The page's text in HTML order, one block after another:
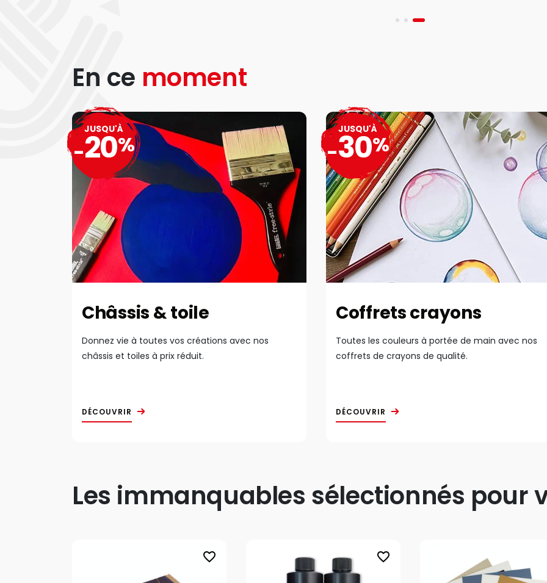
En ce moment
Châssis & toile
Donnez vie à toutes vos créations avec nos
châssis et toiles à prix réduit.
DÉCOUVRIR
JUSQU'À
-20%
Coffrets crayons
Toutes les couleurs à portée de main avec nos
coffrets de crayons de qualité.
DÉCOUVRIR
JUSQU'À
-30%
Les immanquables sélectionnés pour
favorite_border favorite_border